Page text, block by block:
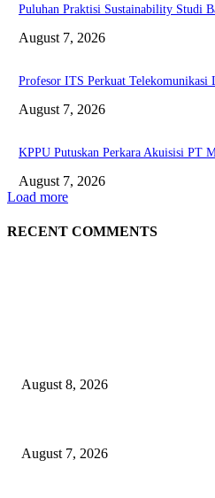
Puluhan Praktisi Sustainability Studi
August 7, 2026
Profesor ITS Perkuat Telekomunikasi
August 7, 2026
KPPU Putuskan Perkara Akuisisi PT
August 7, 2026
Load more
RECENT COMMENTS
August 8, 2026
August 7, 2026